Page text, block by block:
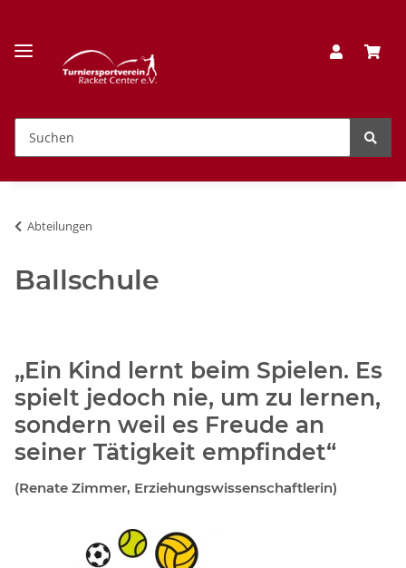
Abteilungen
Ballschule
„Ein Kind lernt beim Spielen. Es
spielt jedoch nie, um zu lernen,
sondern weil es Freude an
seiner Tätigkeit empfindet“
(Renate Zimmer, Erziehungswissenschaftlerin)